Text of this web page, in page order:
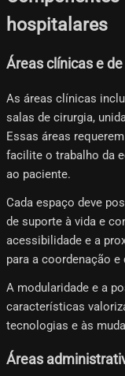
hospitalares
Áreas clínicas e
As áreas clínicas
salas de cirurgia,
Essas áreas
facilite o trabalho da
ao paciente.
Cada espaço deve
de suporte à vida e
acessibilidade e a
para a coordenação
A modularidade e a
características
tecnologias e às
Áreas